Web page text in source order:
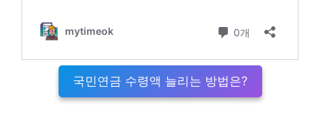
국민연금 수령액 늘리는 방법은?